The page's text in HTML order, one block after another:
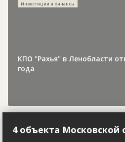
Инвестиции и финансы
КПО "Рахья" в Ленобласти
года
4 объекта Московской